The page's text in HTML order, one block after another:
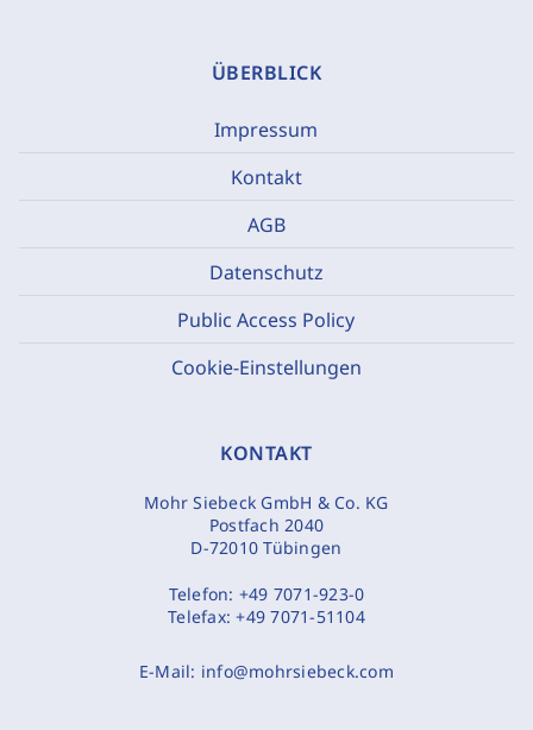
ÜBERBLICK
Impressum
Kontakt
AGB
Datenschutz
Public Access Policy
Cookie-Einstellungen
KONTAKT
Mohr Siebeck GmbH & Co. KG
Postfach 2040
D-72010 Tübingen
Telefon: +49 7071-923-0
Telefax:+49 7071-51104
E-Mail: info@mohrsiebeck.com